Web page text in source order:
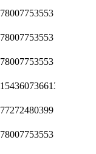
78007753553
78007753553
78007753553
154360736613
77272480399
78007753553